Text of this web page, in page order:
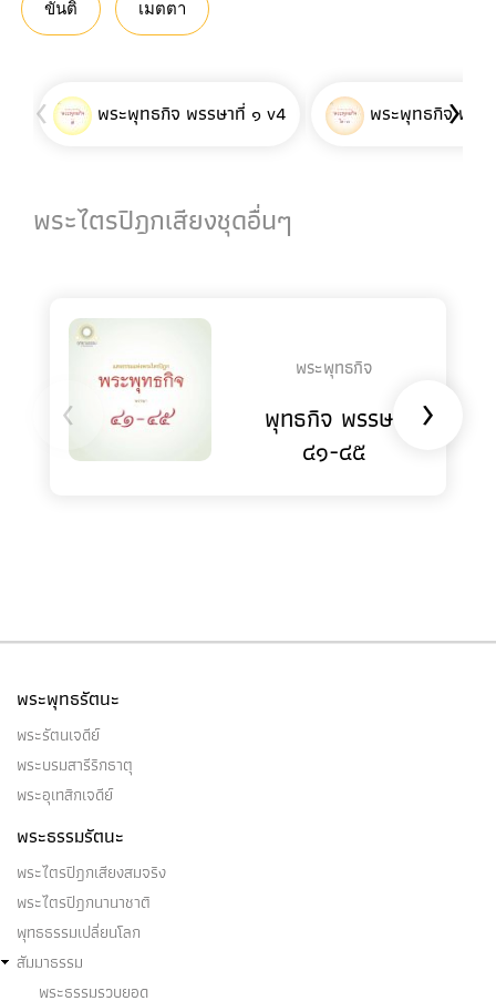
ขันติ เมตตา
พระพุทธกิจ พรรษาที่ ๑ v4 พระพุทธกิจ พร
‹ ›
พระไตรปิฎกเสียงชุดอื่นๆ
พระพุทธกิจ
พุทธกิจ พรรษา
๔๑-๔๕
‹ ›
พระพุทธรัตนะ
พระรัตนเจดีย์
พระบรมสารีริกธาตุ
พระอุเทสิกเจดีย์
พระธรรมรัตนะ
พระไตรปิฎกเสียงสมจริง
พระไตรปิฎกนานาชาติ
พุทธธรรมเปลี่ยนโลก
สัมมาธรรม
พระธรรมรวบยอด